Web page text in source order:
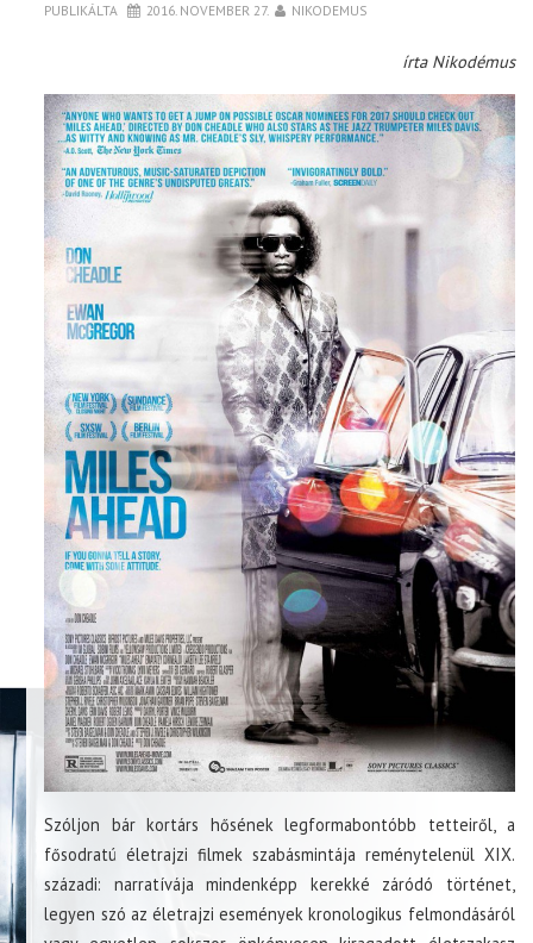
PUBLIKÁLTA 2016. NOVEMBER 27. NIKODEMUS
írta Nikodémus
Szóljon bár kortárs hősének legformabontóbb tetteiről, a
fősodratú életrajzi filmek szabásmintája reménytelenül XIX.
századi: narratívája mindenképp kerekké záródó történet,
legyen szó az életrajzi események kronologikus felmondásáról